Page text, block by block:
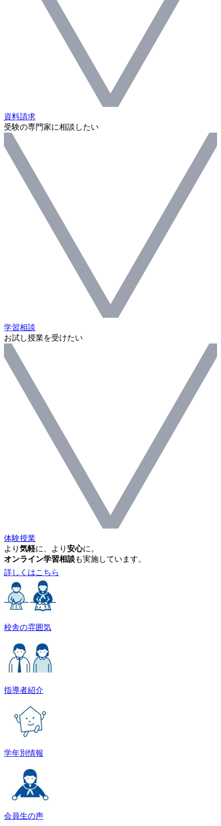
資料請求
受験の専門家に相談したい
学習相談
お試し授業を受けたい
体験授業
より 気軽に、より 安心に。
オンライン学習相談も実施しています。
詳しくはこちら
校舎の雰囲気
指導者紹介
学年別情報
会員生の声